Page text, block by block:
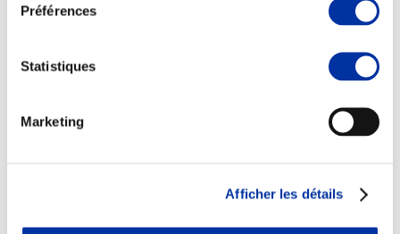
Préférences
Statistiques
Marketing
Afficher les détails